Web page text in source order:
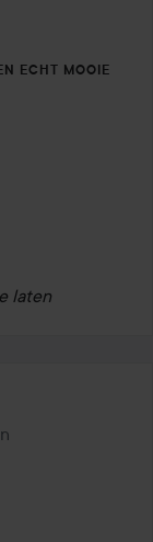
ECHT MOOIE
laten
1 maand